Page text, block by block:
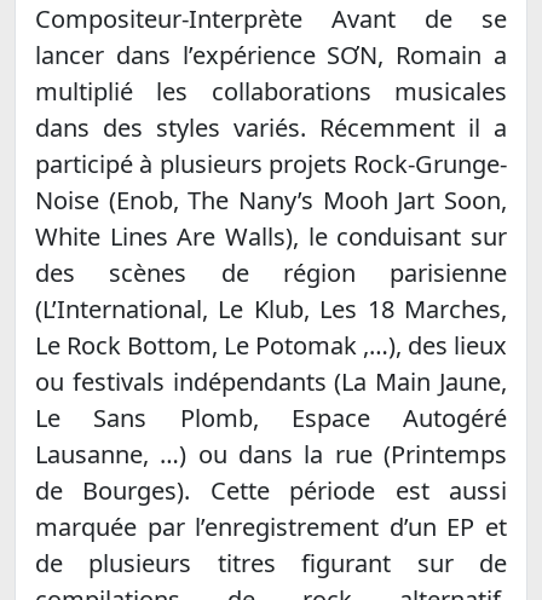
Compositeur-Interprète Avant de se
lancer dans l’expérience SƠN, Romain a
multiplié les collaborations musicales
dans des styles variés. Récemment il a
participé à plusieurs projets Rock-Grunge-
Noise (Enob, The Nany’s Mooh Jart Soon,
White Lines Are Walls), le conduisant sur
des scènes de région parisienne
(L’International, Le Klub, Les 18 Marches,
Le Rock Bottom, Le Potomak ,…), des lieux
ou festivals indépendants (La Main Jaune,
Le Sans Plomb, Espace Autogéré
Lausanne, …) ou dans la rue (Printemps
de Bourges). Cette période est aussi
marquée par l’enregistrement d’un EP et
de plusieurs titres figurant sur de